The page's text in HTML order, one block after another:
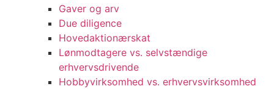
Gaver og arv
Due diligence
Hovedaktionærskat
Lønmodtagere vs. selvstændige
erhvervsdrivende
Hobbyvirksomhed vs. erhvervsvirksomhed